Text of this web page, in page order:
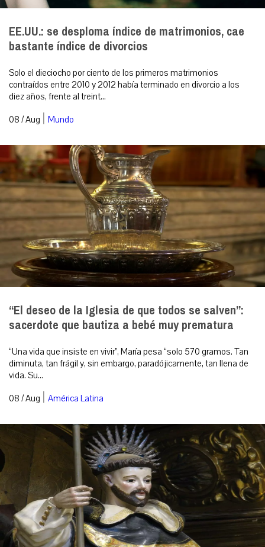
EE.UU.: se desploma índice de matrimonios, cae
bastante índice de divorcios
Solo el dieciocho por ciento de los primeros matrimonios
contraídos entre 2010 y 2012 había terminado en divorcio a los
diez años, frente al treint...
08 / Aug | Mundo
“El deseo de la Iglesia de que todos se salven”:
sacerdote que bautiza a bebé muy prematura
“Una vida que insiste en vivir”, María pesa “solo 570 gramos. Tan
diminuta, tan frágil y, sin embargo, paradójicamente, tan llena de
vida. Su...
08 / Aug | América Latina